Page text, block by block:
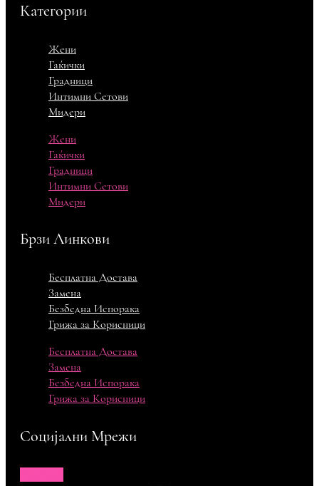
Категории
Жени
Гаќички
Градници
Интимни Сетови
Мидери
Жени
Гаќички
Градници
Интимни Сетови
Мидери
Брзи Линкови
Бесплатна Достава
Замена
Безбедна Испорака
Грижа за Корисници
Бесплатна Достава
Замена
Безбедна Испорака
Грижа за Корисници
Социјални Мрежи